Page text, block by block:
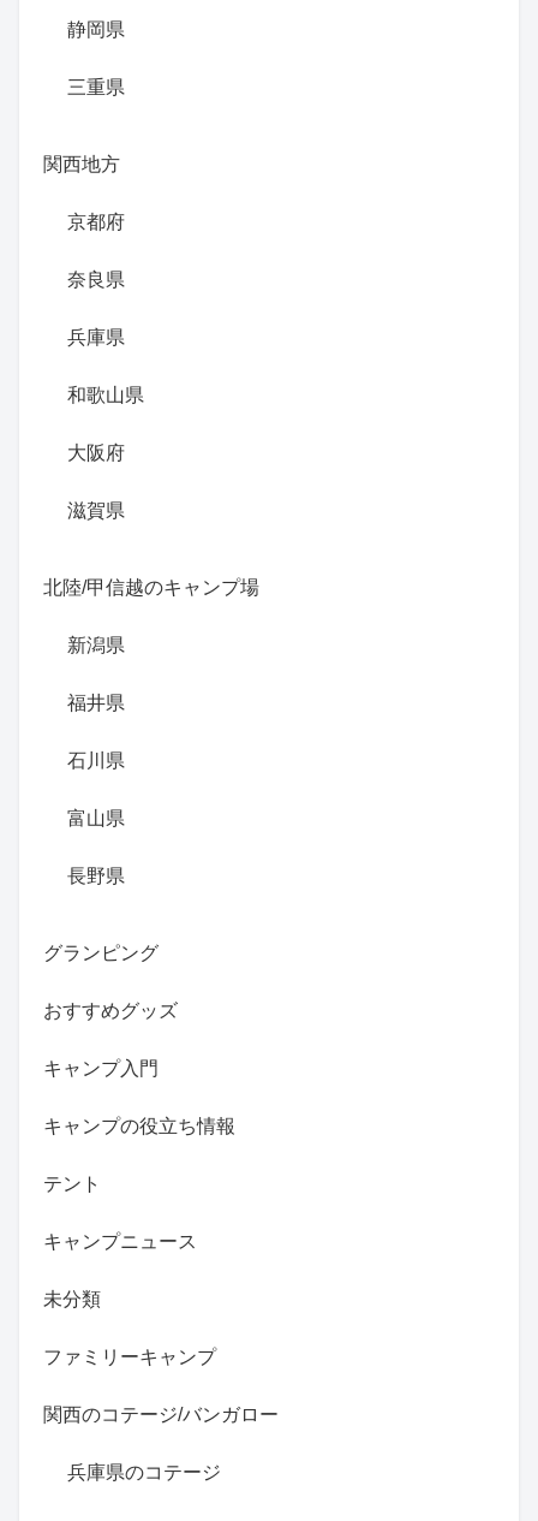
静岡県
三重県
関西地方
京都府
奈良県
兵庫県
和歌山県
大阪府
滋賀県
北陸/甲信越のキャンプ場
新潟県
福井県
石川県
富山県
長野県
グランピング
おすすめグッズ
キャンプ入門
キャンプの役立ち情報
テント
キャンプニュース
未分類
ファミリーキャンプ
関西のコテージ/バンガロー
兵庫県のコテージ